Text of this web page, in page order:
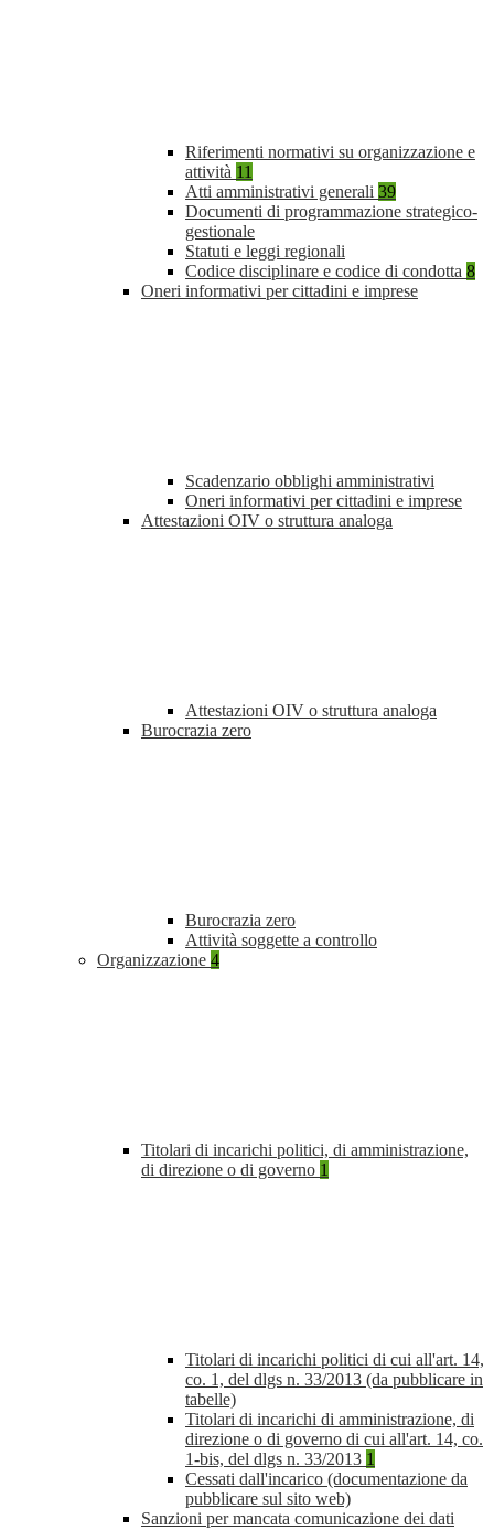
Riferimenti normativi su organizzazione e
attività 11
Atti amministrativi generali 39
Documenti di programmazione strategico-
gestionale
Statuti e leggi regionali
Codice disciplinare e codice di condotta 8
Oneri informativi per cittadini e imprese
Scadenzario obblighi amministrativi
Oneri informativi per cittadini e imprese
Attestazioni OIV o struttura analoga
Attestazioni OIV o struttura analoga
Burocrazia zero
Burocrazia zero
Attività soggette a controllo
Organizzazione 4
Titolari di incarichi politici, di amministrazione,
di direzione o di governo 1
Titolari di incarichi politici di cui all'art. 14,
co. 1, del dlgs n. 33/2013 (da pubblicare in
tabelle)
Titolari di incarichi di amministrazione, di
direzione o di governo di cui all'art. 14, co.
1-bis, del dlgs n. 33/2013 1
Cessati dall'incarico (documentazione da
pubblicare sul sito web)
Sanzioni per mancata comunicazione dei dati